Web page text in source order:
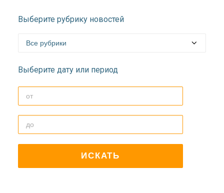
Выберите рубрику новостей
Выберите дату или период